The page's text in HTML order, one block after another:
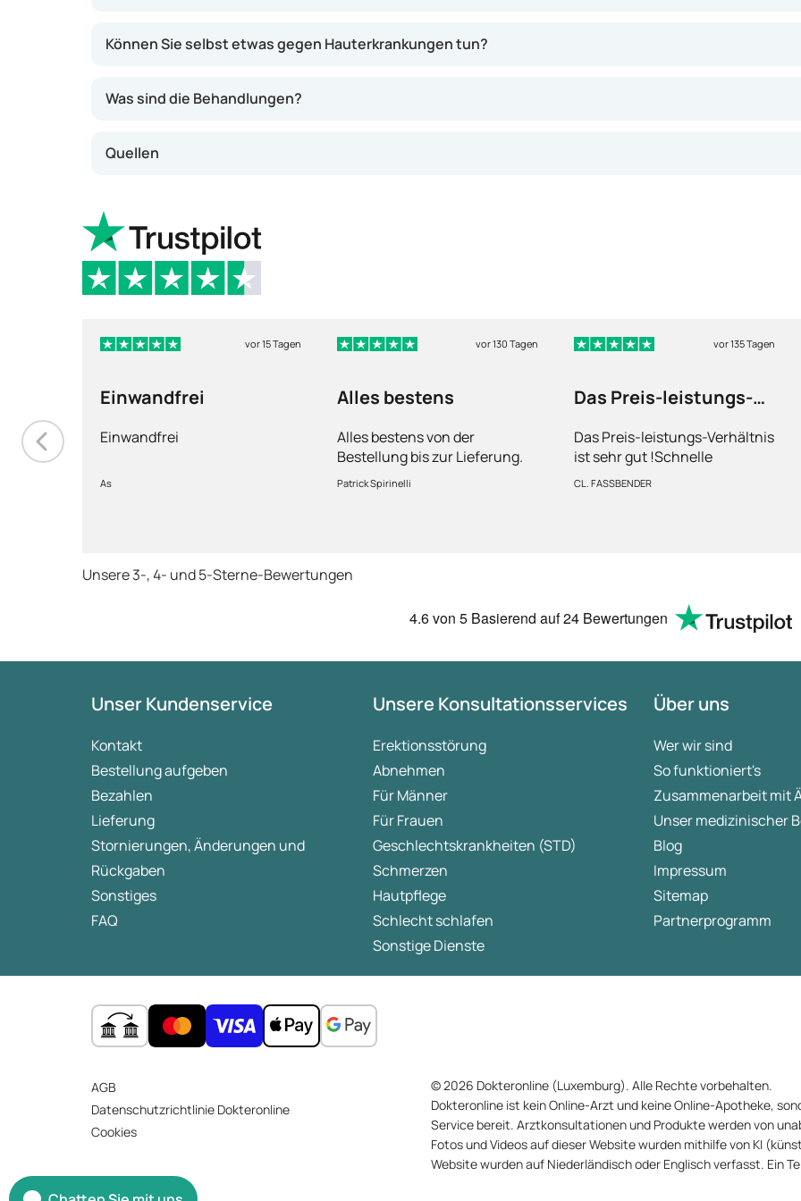
Können Sie selbst etwas gegen Hauterkrankungen tun?
Was sind die Behandlungen?
Quellen
vor 15 Tagen
Einwandfrei
Einwandfrei
As
vor 130 Tagen
Alles bestens
Alles bestens von der
Bestellung bis zur Lieferung.
Ware sorgfältig verpackt und
schnelle Lieferung. Gerne
Patrick Spirinelli
vor 135 Tagen
Das Preis-leistungs-
Das Preis-leistungs-Verhältnis
ist sehr gut !Schnelle
bearbeitung !Bin schon lange
CL. FASSBENDER
Unsere 3-, 4- und 5-Sterne-Bewertungen
4.6von 5 Basierend auf24 Bewertungen
Unser Kundenservice
Kontakt
Bestellung aufgeben
Bezahlen
Lieferung
Stornierungen, Änderungen und
Rückgaben
Sonstiges
FAQ
Unsere Konsultationsservices
Erektionsstörung
Abnehmen
Für Männer
Für Frauen
Geschlechtskrankheiten (STD)
Schmerzen
Hautpflege
Schlecht schlafen
Sonstige Dienste
Über uns
Wer wir sind
So funktioniert's
Zusammenarbeit mit
Unser medizinischer
Blog
Impressum
Sitemap
Partnerprogramm
AGB
Datenschutzrichtlinie Dokteronline
Cookies
© 2026 Dokteronline (Luxemburg). Alle Rechte vorbehalten.
Dokteronline ist kein Online-Arzt und keine Online-Apotheke,
Service bereit. Arztkonsultationen und Produkte werden von
Fotos und Videos auf dieser Website wurden mithilfe von KI
Website wurden auf Niederländisch oder Englisch verfasst. Ein